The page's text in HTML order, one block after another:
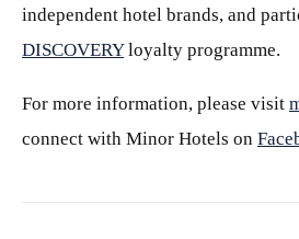
independent hotel brands, and
DISCOVERYloyalty programme.
For more information, please visit
connect with Minor Hotels on